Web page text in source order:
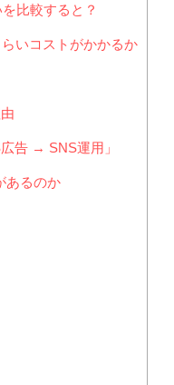
比較すると？
いコストがかかるか
告 → SNS運用」
あるのか